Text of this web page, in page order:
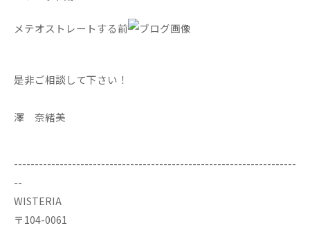
メテオストレートする前
是非ご相談して下さい！
澤 奈緒美
--------------------------------------------------------------------
--
WISTERIA
〒104-0061